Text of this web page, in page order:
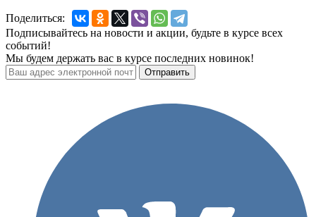
Поделиться:
Подписывайтесь на новости и акции, будьте в курсе всех
событий!
Мы будем держать вас в курсе последних новинок!